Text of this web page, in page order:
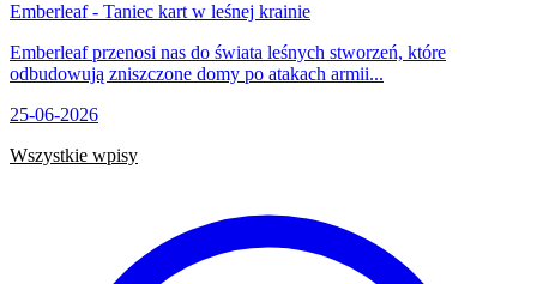
Emberleaf - Taniec kart w leśnej krainie
Emberleaf przenosi nas do świata leśnych stworzeń, które
odbudowują zniszczone domy po atakach armii...
25-06-2026
Wszystkie wpisy